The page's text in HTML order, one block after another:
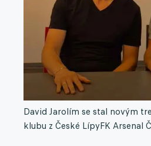
David Jarolím se stal novým
klubu z České LípyFK Arsenal